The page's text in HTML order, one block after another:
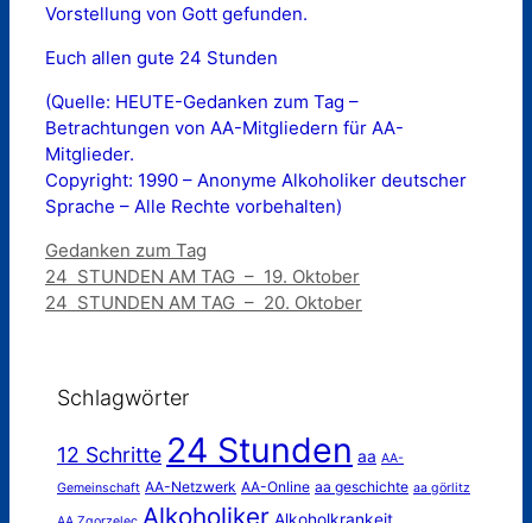
Vorstellung von Gott gefunden.
Euch allen gute 24 Stunden
(Quelle: HEUTE-Gedanken zum Tag –
Betrachtungen von AA-Mitgliedern für AA-
Mitglieder.
Copyright: 1990 – Anonyme Alkoholiker deutscher
Sprache – Alle Rechte vorbehalten)
Kategorien
Gedanken zum Tag
24 STUNDEN AM TAG – 19. Oktober
24 STUNDEN AM TAG – 20. Oktober
Schlagwörter
12 Schritte 24 Stunden aa AA-
Gemeinschaft AA-Netzwerk AA-Online aa geschichte aa görlitz
Alkoholiker Alkoholkrankeit